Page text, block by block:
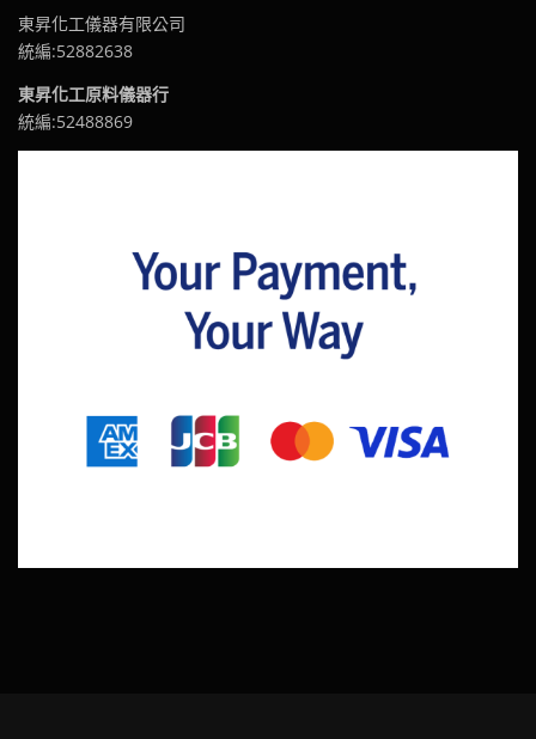
東昇化工儀器有限公司
統編:52882638
東昇化工原料儀器行
統編:52488869